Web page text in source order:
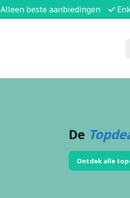
Alleen beste aanbiedingen
De
Ontdek alle